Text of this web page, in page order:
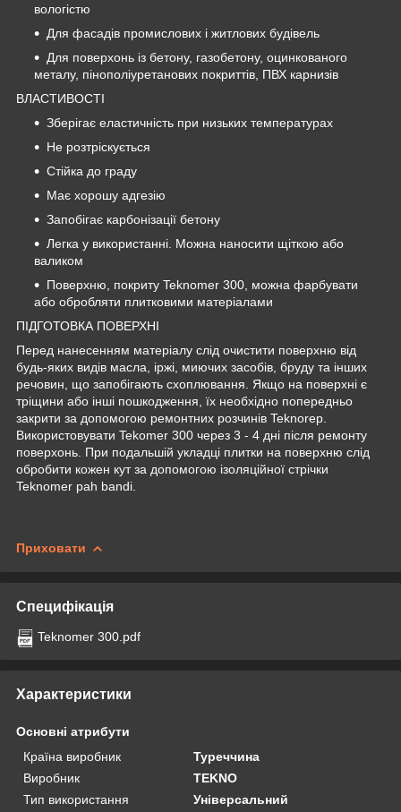
вологістю
Для фасадів промислових і житлових будівель
Для поверхонь із бетону, газобетону, оцинкованого
металу, пінополіуретанових покриттів, ПВХ карнизів
ВЛАСТИВОСТІ
Зберігає еластичність при низьких температурах
Не розтріскується
Стійка до граду
Має хорошу адгезію
Запобігає карбонізації бетону
Легка у використанні. Можна наносити щіткою або
валиком
Поверхню, покриту Teknomer 300, можна фарбувати
або обробляти плитковими матеріалами
ПІДГОТОВКА ПОВЕРХНІ
Перед нанесенням матеріалу слід очистити поверхню від
будь-яких видів масла, іржі, миючих засобів, бруду та інших
речовин, що запобігають схоплювання. Якщо на поверхні є
тріщини або інші пошкодження, їх необхідно попередньо
закрити за допомогою ремонтних розчинів Teknorep.
Використовувати Tekomer 300 через 3 - 4 дні після ремонту
поверхонь. При подальшій укладці плитки на поверхню слід
обробити кожен кут за допомогою ізоляційної стрічки
Teknomer pah bandi.
Приховати
Специфікація
Teknomer 300.pdf
Характеристики
Основні атрибути
Країна виробник
Туреччина
Виробник
TEKNO
Тип використання
Універсальний